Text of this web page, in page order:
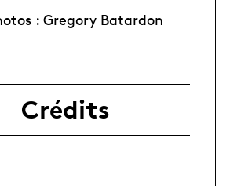
: Gregory Batardon
Crédits